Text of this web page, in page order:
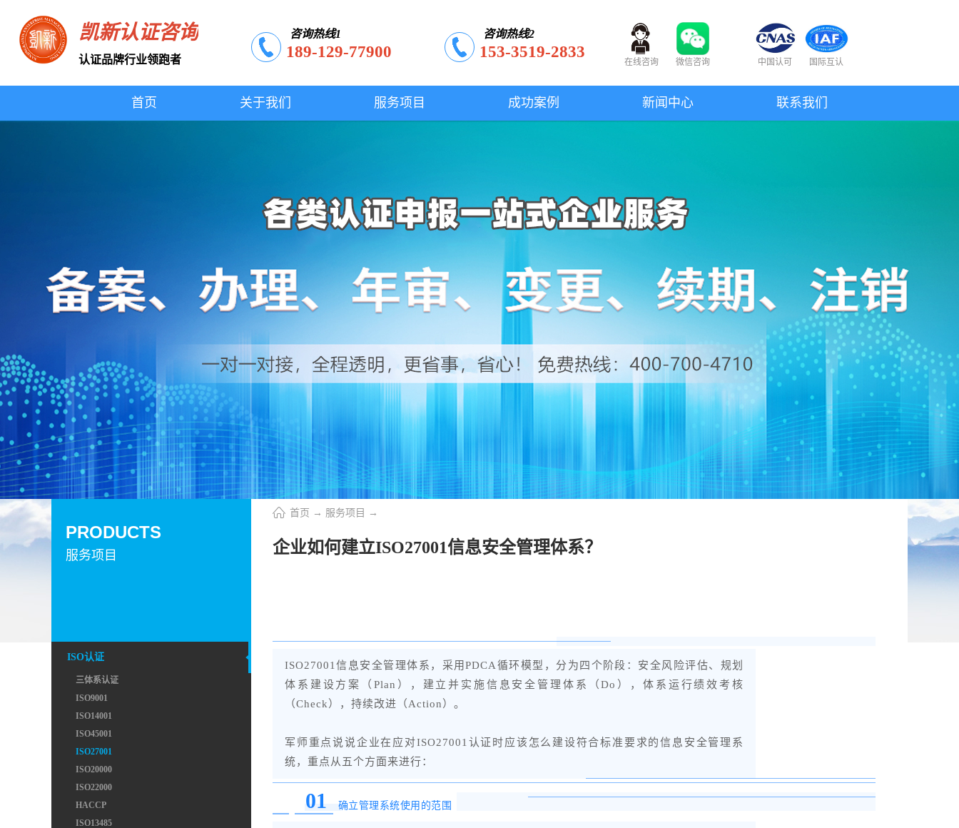
凯新认证咨询
认证品牌行业领跑者
咨询热线1
189-129-77900
咨询热线2
153-3519-2833
在线咨询 微信咨询 中国认可 国际互认
首页 关于我们 服务项目 成功案例 新闻中心 联系我们
服务项目
PRODUCTS
ISO认证
三体系认证
ISO9001
ISO14001
ISO45001
ISO27001
ISO20000
ISO22000
HACCP
ISO13485
首页 → 服务项目 →
企业如何建立ISO27001信息安全管理体系？
ISO27001信息安全管理体系，采用PDCA循环模型，分为四个阶段：安全风险评估、规划
体系建设方案（Plan），建立并实施信息安全管理体系（Do），体系运行绩效考核
（Check），持续改进（Action）。
军师重点说说企业在应对ISO27001认证时应该怎么建设符合标准要求的信息安全管理系
统，重点从五个方面来进行：
01 确立管理系统使用的范围